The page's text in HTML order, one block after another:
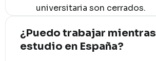
universitaria son cerrados.
¿Puedo trabajar mientras
estudio en España?